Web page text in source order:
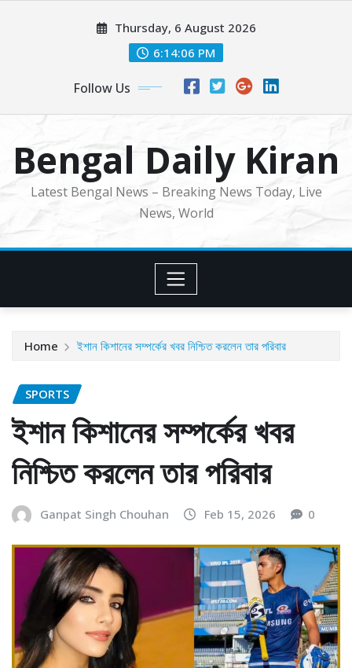
Thursday, 6 August 2026
6:14:09 PM
Follow Us
Bengal Daily Kiran
Latest Bengal News – Breaking News Today, Live
News, World
Home ইশান কিশানের সম্পর্কের খবর নিশ্চিত করলেন তার পরিবার
SPORTS
ইশান কিশানের সম্পর্কের খবর
নিশ্চিত করলেন তার পরিবার
Ganpat Singh Chouhan Feb 15, 2026 0